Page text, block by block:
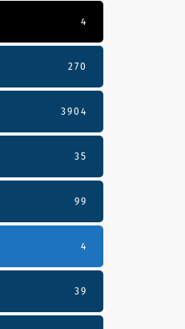
4
270
3904
35
99
4
39